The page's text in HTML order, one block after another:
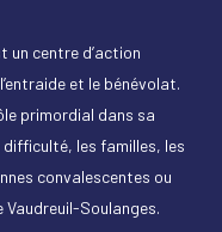
un centre d’action
et le bénévolat.
primordial dans sa
les familles, les
convalescentes ou
Vaudreuil-Soulanges.